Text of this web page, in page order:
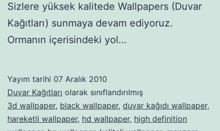
Sizlere yüksek kalitede Wallpapers (Duvar
Kağıtları) sunmaya devam ediyoruz.
Ormanın içerisindeki yol…
Yayım tarihi 07 Aralık 2010
Duvar Kağıtları olarak sınıflandırılmış
3d wallpaper, black wallpaper, duvar kağıdı wallpaper,
hareketli wallpaper, hd wallpaper, high definition